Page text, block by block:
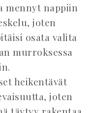
mennyt nappiin
joten
osata valita
murroksessa
heikentävät
joten